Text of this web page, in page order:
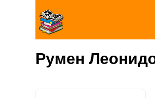
Румен